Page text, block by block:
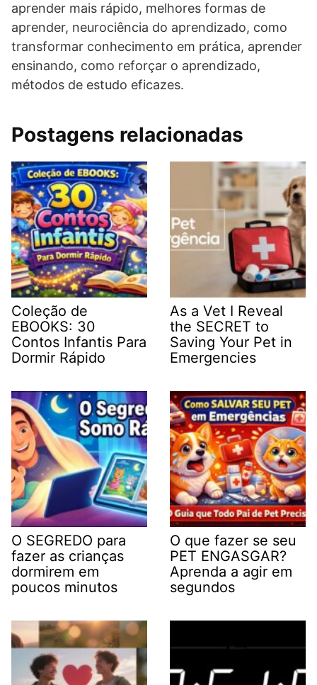
aprender mais rápido, melhores formas de
aprender, neurociência do aprendizado, como
transformar conhecimento em prática, aprender
ensinando, como reforçar o aprendizado,
métodos de estudo eficazes.
Postagens relacionadas
Coleção de
EBOOKS: 30
Contos Infantis Para
Dormir Rápido
As a Vet I Reveal
the SECRET to
Saving Your Pet in
Emergencies
O SEGREDO para
fazer as crianças
dormirem em
poucos minutos
O que fazer se seu
PET ENGASGAR?
Aprenda a agir em
segundos